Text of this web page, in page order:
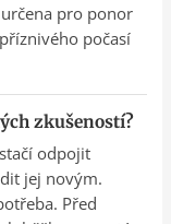
pro ponor
počasí
zkušeností?
odpojit
jej novým.
Před